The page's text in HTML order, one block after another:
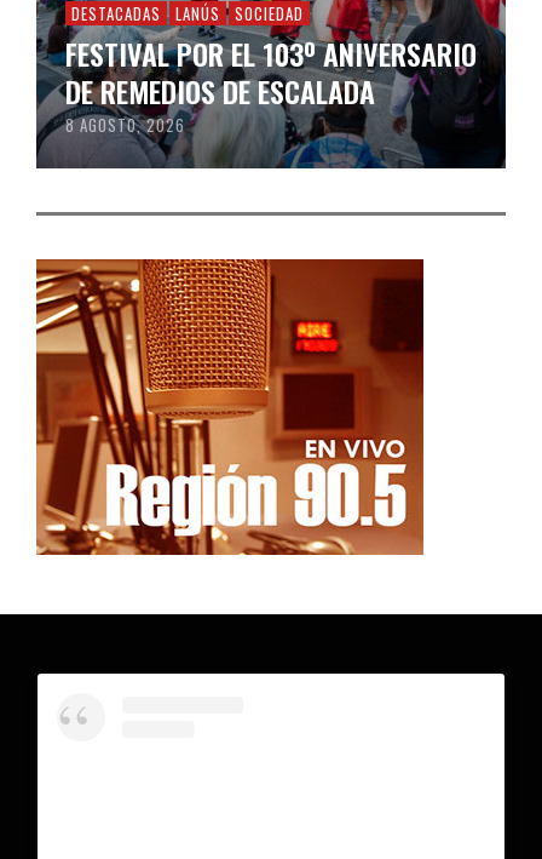
DESTACADAS LANÚS SOCIEDAD
FESTIVAL POR EL 103º ANIVERSARIO
DE REMEDIOS DE ESCALADA
8 AGOSTO, 2026